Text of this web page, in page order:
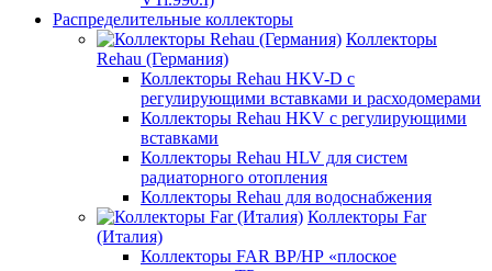
Распределительные коллекторы
Коллекторы
Rehau (Германия)
Коллекторы Rehau HKV-D с
регулирующими вставками и расходомерами
Коллекторы Rehau HKV с регулирующими
вставками
Коллекторы Rehau HLV для систем
радиаторного отопления
Коллекторы Rehau для водоснабжения
Коллекторы Far
(Италия)
Коллекторы FAR ВР/НР «плоское